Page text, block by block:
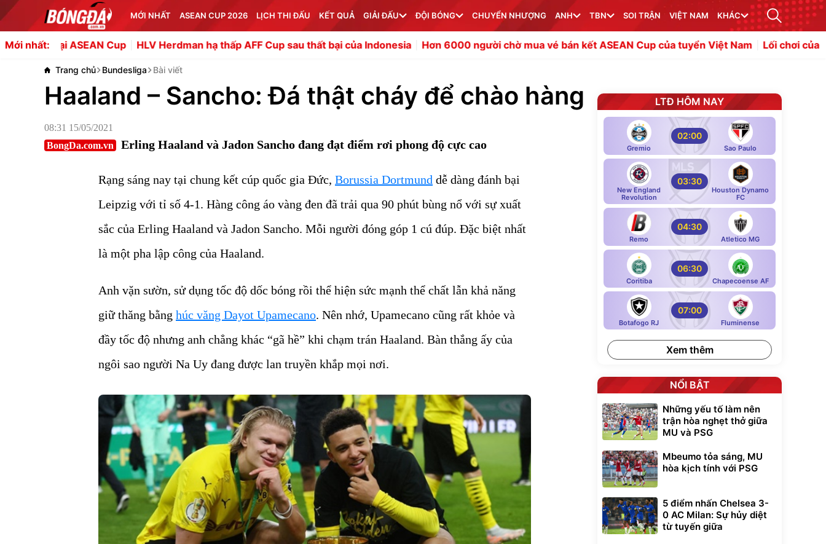
MỚI NHẤT ASEAN CUP 2026 LỊCH THI ĐẤU KẾT QUẢ GIẢI ĐẤU ĐỘI BÓNG CHUYỂN NHƯỢNG ANH TBN SOI TRẬN VIỆT NAM KHÁC
Mới nhất:
Cup HLV Herdman hạ thấp AFF Cup sau thất bại của Indonesia Hơn 6000 người chờ mua vé bán kết ASEAN Cup của tuyển Việt Nam Lối chơi của Barcelona giúp
Trang chủ Bundesliga Bài viết
Haaland – Sancho: Đá thật cháy để chào hàng
08:31 15/05/2021
BongDa.com.vn
Erling Haaland và Jadon Sancho đang đạt điểm rơi phong độ cực cao
Rạng sáng nay tại chung kết cúp quốc gia Đức, Borussia Dortmund dễ dàng đánh bại
Leipzig với tỉ số 4-1. Hàng công áo vàng đen đã trải qua 90 phút bùng nổ với sự xuất
sắc của Erling Haaland và Jadon Sancho. Mỗi người đóng góp 1 cú đúp. Đặc biệt nhất
là một pha lập công của Haaland.
Anh vặn sườn, sử dụng tốc độ dốc bóng rồi thể hiện sức mạnh thể chất lẫn khả năng
giữ thăng bằng húc văng Dayot Upamecano. Nên nhớ, Upamecano cũng rất khỏe và
đầy tốc độ nhưng anh chẳng khác “gã hề” khi chạm trán Haaland. Bàn thắng ấy của
ngôi sao người Na Uy đang được lan truyền khắp mọi nơi.
LTĐ HÔM NAY
Gremio
02:00
Sao Paulo
New England
Revolution
03:30
Houston Dynamo
FC
Remo
04:30
Atletico MG
Coritiba
06:30
Chapecoense AF
Botafogo RJ
07:00
Fluminense
Xem thêm
NỔI BẬT
Những yếu tố làm nên
trận hòa nghẹt thở giữa
MU và PSG
Mbeumo tỏa sáng, MU
hòa kịch tính với PSG
5 điểm nhấn Chelsea 3-
0 AC Milan: Sự hủy diệt
từ tuyến giữa